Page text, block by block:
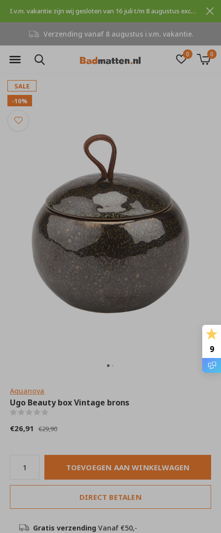
0 0
Verzending vanaf 8 augustus i.v.m. vakantie.
I.v.m. vakantie zijn wij gesloten van 16 juli t/m 8 augustus excuses voor dit ongemak.
SALE
-10%
Aquanova
Ugo Beauty box Vintage brons
€26,91 €29,90
TOEVOEGEN AAN WINKELWAGEN
DIRECT BETALEN
Gratis verzending Vanaf €50,-
9